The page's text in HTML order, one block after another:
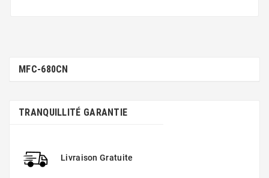
MFC-680CN
TRANQUILLITÉ GARANTIE
Livraison Gratuite